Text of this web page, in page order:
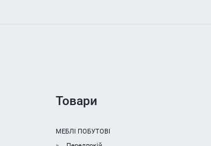
Товари
МЕБЛІ ПОБУТОВІ